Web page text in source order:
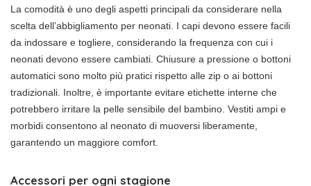
La comodità è uno degli aspetti principali da considerare nella
scelta dell’abbigliamento per neonati. I capi devono essere facili
da indossare e togliere, considerando la frequenza con cui i
neonati devono essere cambiati. Chiusure a pressione o bottoni
automatici sono molto più pratici rispetto alle zip o ai bottoni
tradizionali. Inoltre, è importante evitare etichette interne che
potrebbero irritare la pelle sensibile del bambino. Vestiti ampi e
morbidi consentono al neonato di muoversi liberamente,
garantendo un maggiore comfort.
Accessori per ogni stagione